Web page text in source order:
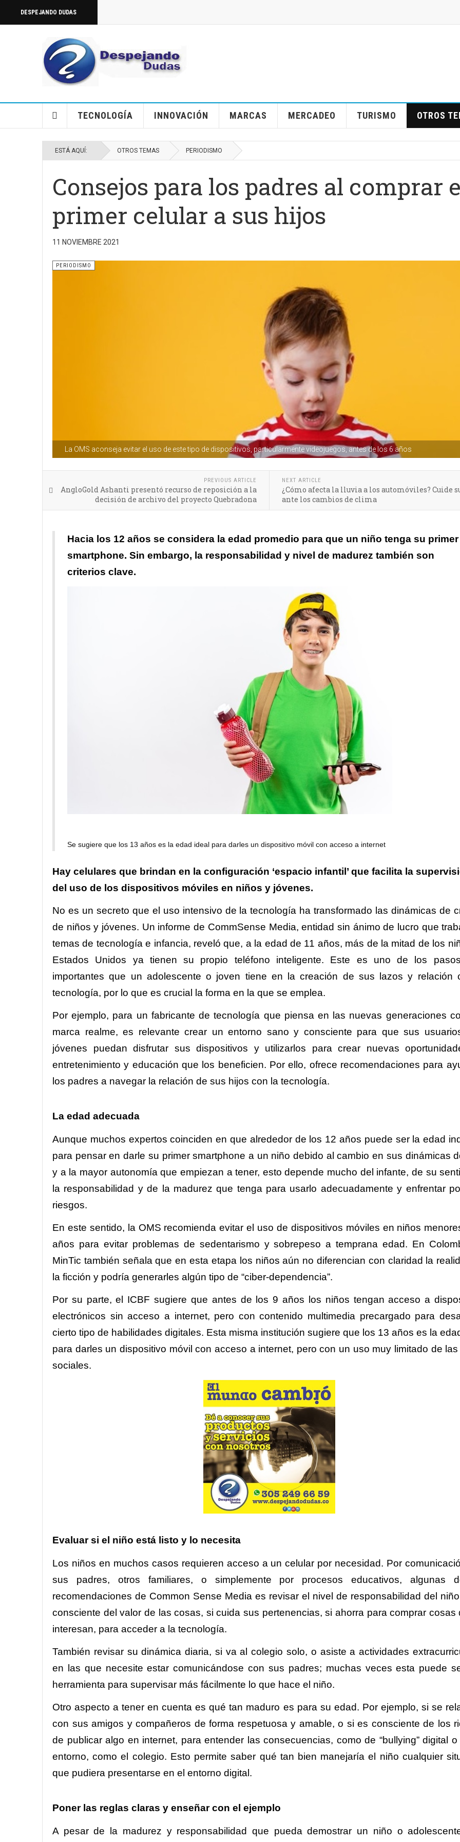
DESPEJANDO DUDAS
TECNOLOGÍA INNOVACIÓN MARCAS MERCADEO TURISMO OTROS
ESTÁ AQUÍ: OTROS TEMAS PERIODISMO
Consejos para los padres al comprar
primer celular a sus hijos
11 NOVIEMBRE 2021
La OMS aconseja evitar el uso de este tipo de dispositivos, particularmente videojuegos, antes de los 6 años
PERIODISMO
PREVIOUS ARTICLE
AngloGold Ashanti presentó recurso de reposición a la
decisión de archivo del proyecto Quebradona
NEXT ARTICLE
¿Cómo afecta la lluvia a los automóviles? Cuide
ante los cambios de clima
Hacia los 12 años se considera la edad promedio para que un niño tenga su primer
smartphone. Sin embargo, la responsabilidad y nivel de madurez también son
criterios clave.
Se sugiere que los 13 años es la edad ideal para darles un dispositivo móvil con acceso a internet
Hay celulares que brindan en la configuración ‘espacio infantil’ que facilita la
del uso de los dispositivos móviles en niños y jóvenes.
No es un secreto que el uso intensivo de la tecnología ha transformado las dinámicas de
de niños y jóvenes. Un informe de CommSense Media, entidad sin ánimo de lucro que
temas de tecnología e infancia, reveló que, a la edad de 11 años, más de la mitad de los
Estados Unidos ya tienen su propio teléfono inteligente. Este es uno de los
importantes que un adolescente o joven tiene en la creación de sus lazos y relación
tecnología, por lo que es crucial la forma en la que se emplea.
Por ejemplo, para un fabricante de tecnología que piensa en las nuevas generaciones
marca realme, es relevante crear un entorno sano y consciente para que sus
jóvenes puedan disfrutar sus dispositivos y utilizarlos para crear nuevas
entretenimiento y educación que los beneficien. Por ello, ofrece recomendaciones para
los padres a navegar la relación de sus hijos con la tecnología.
La edad adecuada
Aunque muchos expertos coinciden en que alrededor de los 12 años puede ser la edad
para pensar en darle su primer smartphone a un niño debido al cambio en sus dinámicas
y a la mayor autonomía que empiezan a tener, esto depende mucho del infante, de su
la responsabilidad y de la madurez que tenga para usarlo adecuadamente y enfrentar
riesgos.
En este sentido, la OMS recomienda evitar el uso de dispositivos móviles en niños
años para evitar problemas de sedentarismo y sobrepeso a temprana edad. En
MinTic también señala que en esta etapa los niños aún no diferencian con claridad la
la ficción y podría generarles algún tipo de “ciber-dependencia”.
Por su parte, el ICBF sugiere que antes de los 9 años los niños tengan acceso a
electrónicos sin acceso a internet, pero con contenido multimedia precargado para
cierto tipo de habilidades digitales. Esta misma institución sugiere que los 13 años es la
para darles un dispositivo móvil con acceso a internet, pero con un uso muy limitado de
sociales.
Evaluar si el niño está listo y lo necesita
Los niños en muchos casos requieren acceso a un celular por necesidad. Por
sus padres, otros familiares, o simplemente por procesos educativos, algunas
recomendaciones de Common Sense Media es revisar el nivel de responsabilidad del
consciente del valor de las cosas, si cuida sus pertenencias, si ahorra para comprar cosas
interesan, para acceder a la tecnología.
También revisar su dinámica diaria, si va al colegio solo, o asiste a actividades
en las que necesite estar comunicándose con sus padres; muchas veces esta puede
herramienta para supervisar más fácilmente lo que hace el niño.
Otro aspecto a tener en cuenta es qué tan maduro es para su edad. Por ejemplo, si se
con sus amigos y compañeros de forma respetuosa y amable, o si es consciente de los
de publicar algo en internet, para entender las consecuencias, como de “bullying” digital
entorno, como el colegio. Esto permite saber qué tan bien manejaría el niño cualquier
que pudiera presentarse en el entorno digital.
Poner las reglas claras y enseñar con el ejemplo
A pesar de la madurez y responsabilidad que pueda demostrar un niño o